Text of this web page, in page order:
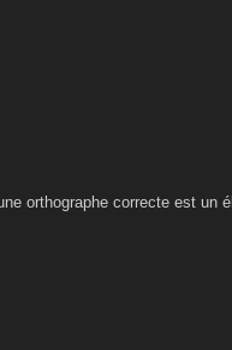
orthographe correcte est un